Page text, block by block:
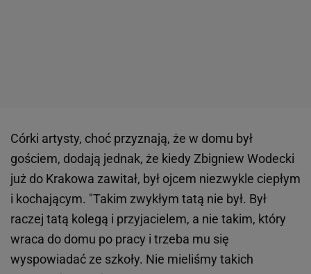
Córki artysty, choć przyznają, że w domu był
gościem, dodają jednak, że kiedy Zbigniew Wodecki
już do Krakowa zawitał, był ojcem niezwykle ciepłym
i kochającym. "Takim zwykłym tatą nie był. Był
raczej tatą kolegą i przyjacielem, a nie takim, który
wraca do domu po pracy i trzeba mu się
wyspowiadać ze szkoły. Nie mieliśmy takich